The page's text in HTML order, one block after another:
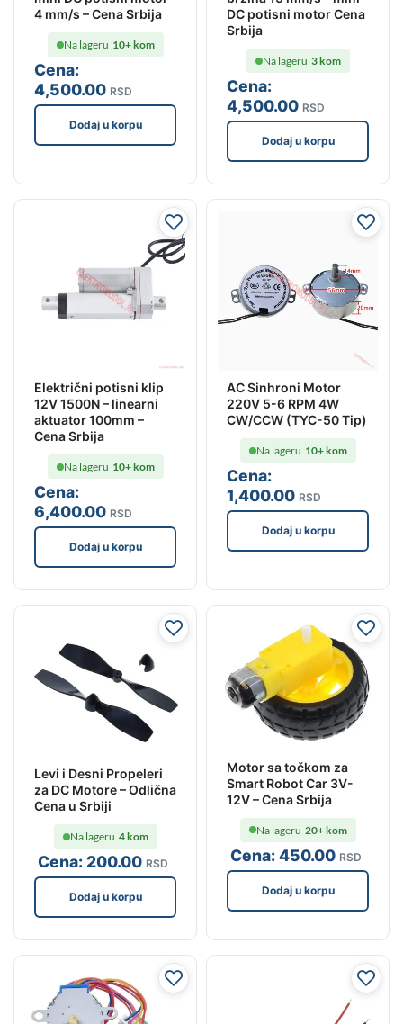
4 mm/s – Cena Srbija
Cena:
4,500.00 RSD
Na lageru 10+ kom
Dodaj u korpu
DC potisni motor Cena
Srbija
Cena:
4,500.00 RSD
Na lageru 3 kom
Dodaj u korpu
Električni potisni klip
12V 1500N – linearni
aktuator 100mm –
Cena Srbija
Cena:
6,400.00 RSD
Na lageru 10+ kom
Dodaj u korpu
AC Sinhroni Motor
220V 5-6 RPM 4W
CW/CCW (TYC-50 Tip)
Cena:
1,400.00 RSD
Na lageru 10+ kom
Dodaj u korpu
Levi i Desni Propeleri
za DC Motore – Odlična
Cena u Srbiji
Cena: 200.00 RSD
Na lageru 4 kom
Dodaj u korpu
Motor sa točkom za
Smart Robot Car 3V-
12V – Cena Srbija
Cena:450.00 RSD
Na lageru 20+ kom
Dodaj u korpu